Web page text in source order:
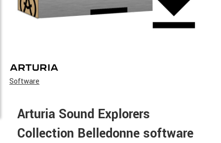
Software
Arturia Sound Explorers
Collection Belledonne software